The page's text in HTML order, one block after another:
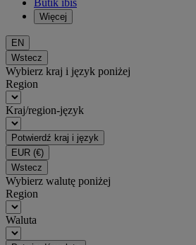
Butik ibis
Więcej
EN
Wstecz
Wybierz kraj i język poniżej
Region
Kraj/region-język
Potwierdź kraj i język
EUR (€)
Wstecz
Wybierz walutę poniżej
Region
Waluta